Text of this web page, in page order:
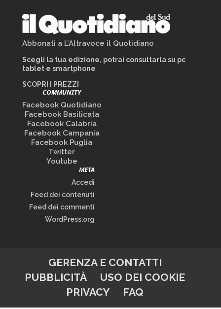
Abbonati a L’Altravoce il Quotidiano
Scegli la tua edizione, potrai consultarla su pc
tablet e smartphone
SCOPRI I PREZZI
COMMUNITY
Facebook Quotidiano
Facebook Basilicata
Facebook Calabria
Facebook Campania
Facebook Puglia
Twitter
Youtube
META
Accedi
Feed dei contenuti
Feed dei commenti
WordPress.org
GERENZA E CONTATTI
PUBBLICITÀ
USO DEI COOKIE
PRIVACY
FAQ